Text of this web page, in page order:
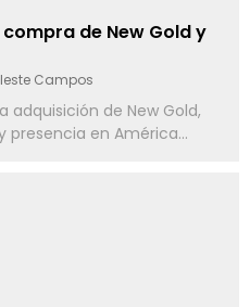
de New Gold y
Campos
adquisición de New Gold,
en América...